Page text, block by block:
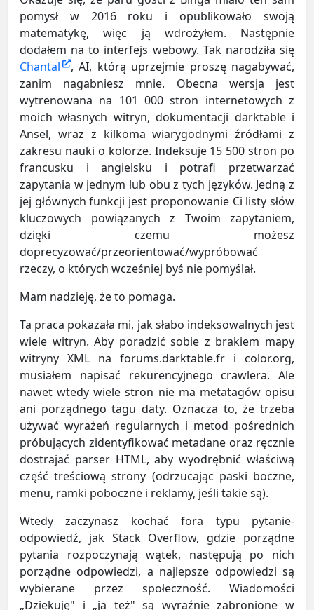
pomysł w 2016 roku i opublikowało swoją
matematykę, więc ją wdrożyłem. Następnie
dodałem na to interfejs webowy. Tak narodziła się
Chantal
, AI, którą uprzejmie proszę nagabywać,
zanim nagabniesz mnie. Obecna wersja jest
wytrenowana na 101 000 stron internetowych z
moich własnych witryn, dokumentacji darktable i
Ansel, wraz z kilkoma wiarygodnymi źródłami z
zakresu nauki o kolorze. Indeksuje 15 500 stron po
francusku i angielsku i potrafi przetwarzać
zapytania w jednym lub obu z tych języków. Jedną z
jej głównych funkcji jest proponowanie Ci listy słów
kluczowych powiązanych z Twoim zapytaniem,
dzięki czemu możesz
doprecyzować/przeorientować/wypróbować
rzeczy, o których wcześniej byś nie pomyślał.
Mam nadzieję, że to pomaga.
Ta praca pokazała mi, jak słabo indeksowalnych jest
wiele witryn. Aby poradzić sobie z brakiem mapy
witryny XML na forums.darktable.fr i color.org,
musiałem napisać rekurencyjnego crawlera. Ale
nawet wtedy wiele stron nie ma metatagów opisu
ani porządnego tagu daty. Oznacza to, że trzeba
używać wyrażeń regularnych i metod pośrednich
próbujących zidentyfikować metadane oraz ręcznie
dostrajać parser HTML, aby wyodrębnić właściwą
część treściową strony (odrzucając paski boczne,
menu, ramki poboczne i reklamy, jeśli takie są).
Wtedy zaczynasz kochać fora typu pytanie-
odpowiedź, jak Stack Overflow, gdzie porządne
pytania rozpoczynają wątek, następują po nich
porządne odpowiedzi, a najlepsze odpowiedzi są
wybierane przez społeczność. Wiadomości
„Dziękuję" i „ja też" są wyraźnie zabronione w